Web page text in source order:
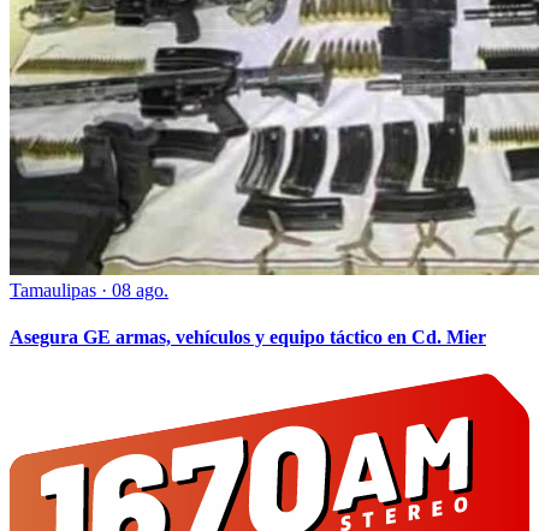
Tamaulipas · 08 ago.
Asegura GE armas, vehículos y equipo táctico en Cd. Mier